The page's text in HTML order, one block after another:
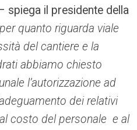
spiega il presidente della
quanto riguarda viale
del cantiere e la
abbiamo chiesto
l’autorizzazione ad
dei relativi
costo del personale e al